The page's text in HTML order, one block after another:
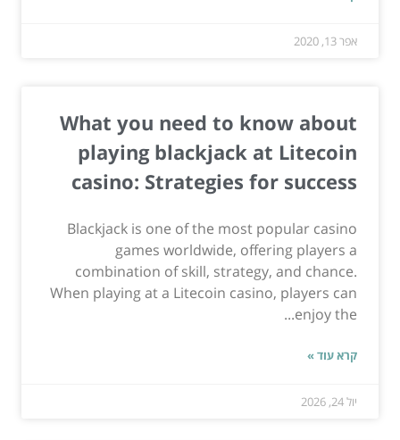
אפר 13, 2020
What you need to know about
playing blackjack at Litecoin
casino: Strategies for success
Blackjack is one of the most popular casino
games worldwide, offering players a
combination of skill, strategy, and chance.
When playing at a Litecoin casino, players can
enjoy the...
קרא עוד »
יול 24, 2026